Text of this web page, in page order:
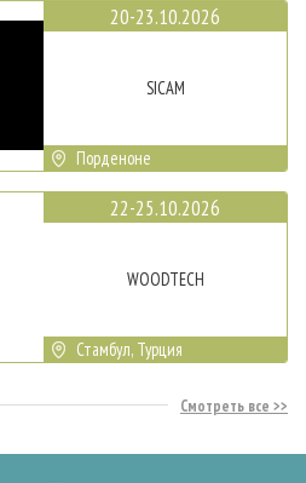
20-23.10.2026
SICAM
Порденоне
22-25.10.2026
WOODTECH
Стамбул, Турция
Смотреть все